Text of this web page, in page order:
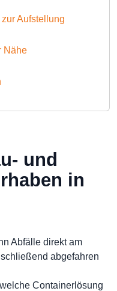
Aufstellung
Nähe
und
in
Abfälle direkt am
abgefahren
Containerlösung